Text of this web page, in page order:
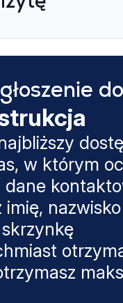
w którym
dane
imię,